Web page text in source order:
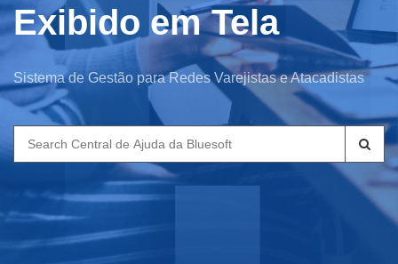
Exibido em Tela
Sistema de Gestão para Redes Varejistas e Atacadistas
Search
for: